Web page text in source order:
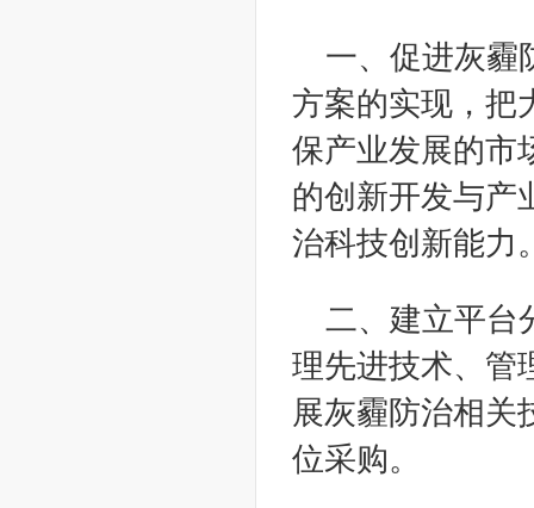
一、促进灰霾
方案的实现，把
保产业发展的市
的创新开发与产
治科技创新能力
二、建立平台
理先进技术、管
展灰霾防治相关
位采购。